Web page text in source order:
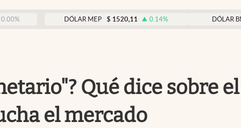
DÓLAR MEP $ 1520,11 0.14% DÓLAR BNA $
Qué dice sobre
el mercado